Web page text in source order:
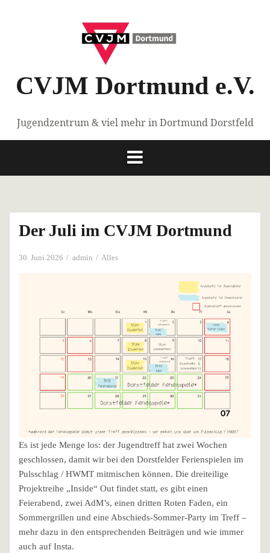
CVJM Dortmund e.V.
Jugendzentrum & viel mehr in Dortmund Dorstfeld
Der Juli im CVJM Dortmund
30. Juni 2026 admin Alles
Es ist jede Menge los: der Jugendtreff hat zwei Wochen
geschlossen, damit wir bei den Dorstfelder Ferienspielen im
Pulsschlag / HWMT mitmischen können. Die dreiteilige
Projektreihe „Inside“ Out findet statt, es gibt einen
Feierabend, zwei AdM’s, einen dritten Roten Faden, ein
Sommergrillen und eine Abschieds-Sommer-Party im Treff –
mehr dazu in den entsprechenden Beiträgen und wie immer
auch auf Insta.